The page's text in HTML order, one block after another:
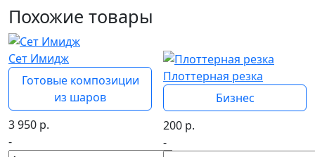
Похожие товары
Сет Имидж
Готовые композиции
из шаров
3 950 р.
-
Плоттерная резка
Бизнес
200 р.
-